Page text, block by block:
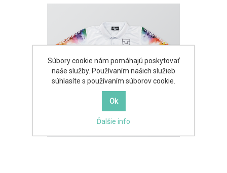
Súbory cookie nám pomáhajú poskytovať
naše služby. Používaním našich služieb
súhlasíte s používaním súborov cookie.
Ďalšie info